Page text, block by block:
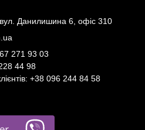
Данилишина 6, офіс 310
271 93 03
44 98
+38 096 244 84 58